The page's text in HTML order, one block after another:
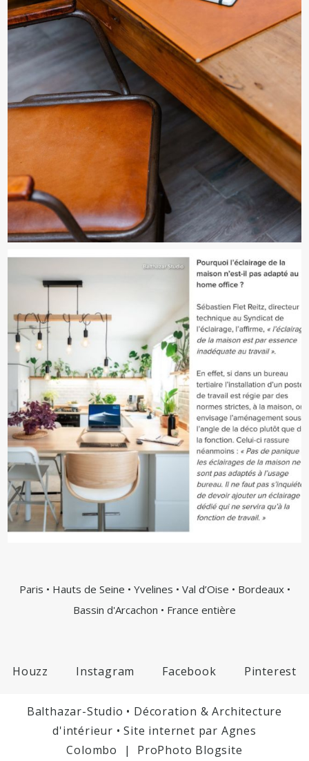
Paris • Hauts de Seine • Yvelines • Val d’Oise • Bordeaux •
Bassin d'Arcachon • France entière
Houzz Instagram Facebook Pinterest
Balthazar-Studio • Décoration & Architecture
d'intérieur • Site internet par Agnes
Colombo
| ProPhoto Blogsite